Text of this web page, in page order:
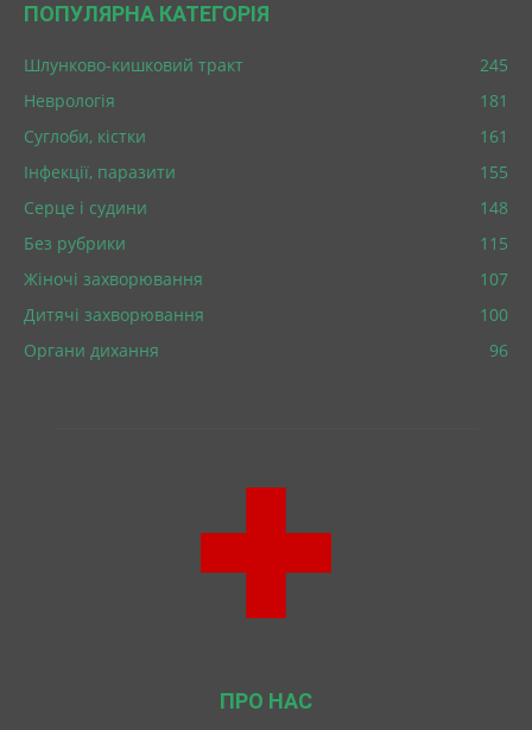
ПОПУЛЯРНА КАТЕГОРІЯ
Шлунково-кишковий тракт
245
Неврологія
181
Суглоби, кістки
161
Інфекції, паразити
155
Серце і судини
148
Без рубрики
115
Жіночі захворювання
107
Дитячі захворювання
100
Органи дихання
96
ПРО НАС